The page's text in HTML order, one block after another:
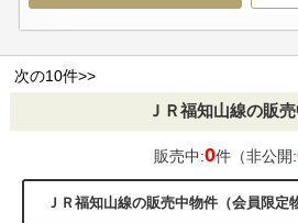
次の10件>>
ＪＲ福知山線の販
販売中:0件（非公開:
ＪＲ福知山線の販売中物件（会員限定